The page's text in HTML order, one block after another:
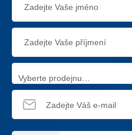
Vyberte prodejnu…